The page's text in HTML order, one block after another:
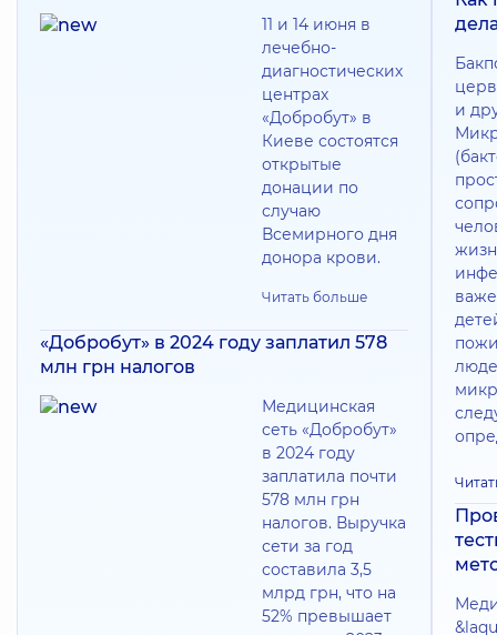
11 и 14 июня в
лечебно-
диагностических
центрах
«Добробут» в
Киеве состоятся
открытые
донации по
случаю
Всемирного дня
донора крови.
Читать больше
«Добробут» в 2024 году заплатил 578
млн грн налогов
Медицинская
сеть «Добробут»
в 2024 году
заплатила почти
578 млн грн
налогов. Выручка
сети за год
составила 3,5
млрд грн, что на
52% превышает
и